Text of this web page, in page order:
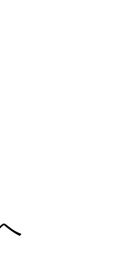
へ